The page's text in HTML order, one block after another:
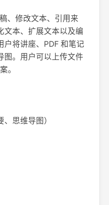
、修改文本、引用来
文本、扩展文本以及编
户将讲座、PDF 和笔记
图。用户可以上传文件
。
思维导图）